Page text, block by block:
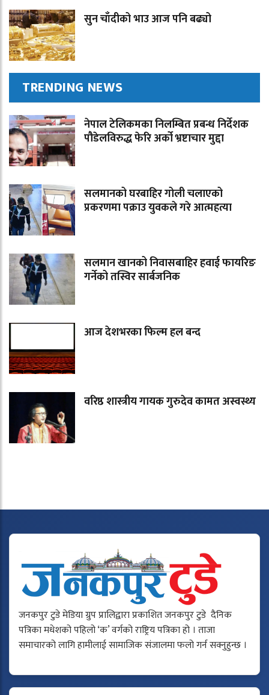
सुन चाँदीको भाउ आज पनि बढ्यो
TRENDING NEWS
नेपाल टेलिकमका निलम्बित प्रबन्ध निर्देशक
पौडेलविरुद्ध फेरि अर्को भ्रष्टाचार मुद्दा
सलमानको घरबाहिर गोली चलाएको
प्रकरणमा पक्राउ युवकले गरे आत्महत्या
सलमान खानको निवासबाहिर हवाई फायरिङ
गर्नेको तस्विर सार्बजनिक
आज देशभरका फिल्म हल बन्द
वरिष्ठ शास्त्रीय गायक गुरुदेव कामत अस्वस्थ्य
जनकपुर टुडे मेडिया ग्रुप प्रालिद्वारा प्रकाशित जनकपुर टुडे दैनिक
पत्रिका मधेशको पहिलो ‘क’ वर्गको राष्ट्रिय पत्रिका हो । ताजा
समाचारको लागि हामीलाई सामाजिक संजालमा फलो गर्न सक्नुहुन्छ ।